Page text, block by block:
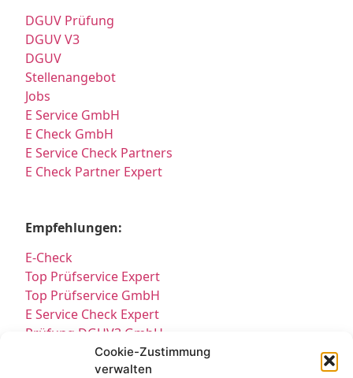
Cookie-Zustimmung
verwalten
DGUV Prüfung
DGUV V3
DGUV
Stellenangebot
Jobs
E Service GmbH
E Check GmbH
E Service Check Partners
E Check Partner Expert
Empfehlungen:
E-Check
Top Prüfservice Expert
Top Prüfservice GmbH
E Service Check Expert
Prüfung DGUV3 GmbH
Sicherheitsprüfungen Partners
Sicherheitsprüfungen Expert